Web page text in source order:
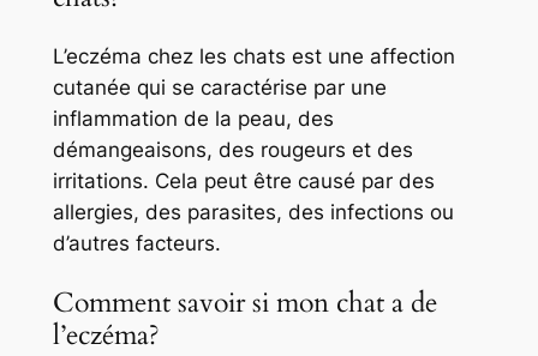
L’eczéma chez les chats est une affection
cutanée qui se caractérise par une
inflammation de la peau, des
démangeaisons, des rougeurs et des
irritations. Cela peut être causé par des
allergies, des parasites, des infections ou
d’autres facteurs.
Comment savoir si mon chat a de
l’eczéma?